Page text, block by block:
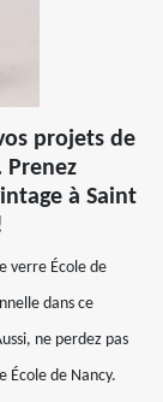
projets de
Prenez
à Saint
verre École de
dans ce
ne perdez pas
École de Nancy.